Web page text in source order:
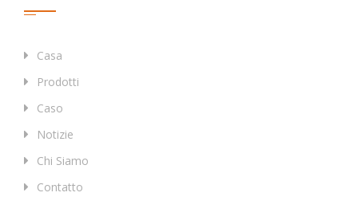
Casa
Prodotti
Caso
Notizie
Chi Siamo
Contatto